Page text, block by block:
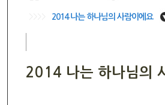
2014 나는 하나님의 사람이에요
2014 나는 하나님의